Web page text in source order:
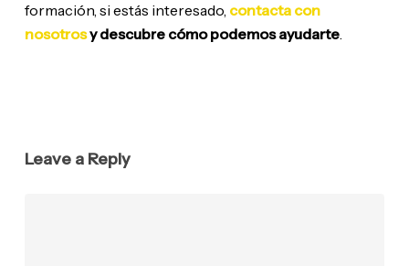
formación, si estás interesado, contacta con
nosotrosy descubre cómo podemos ayudarte.
Leave a Reply